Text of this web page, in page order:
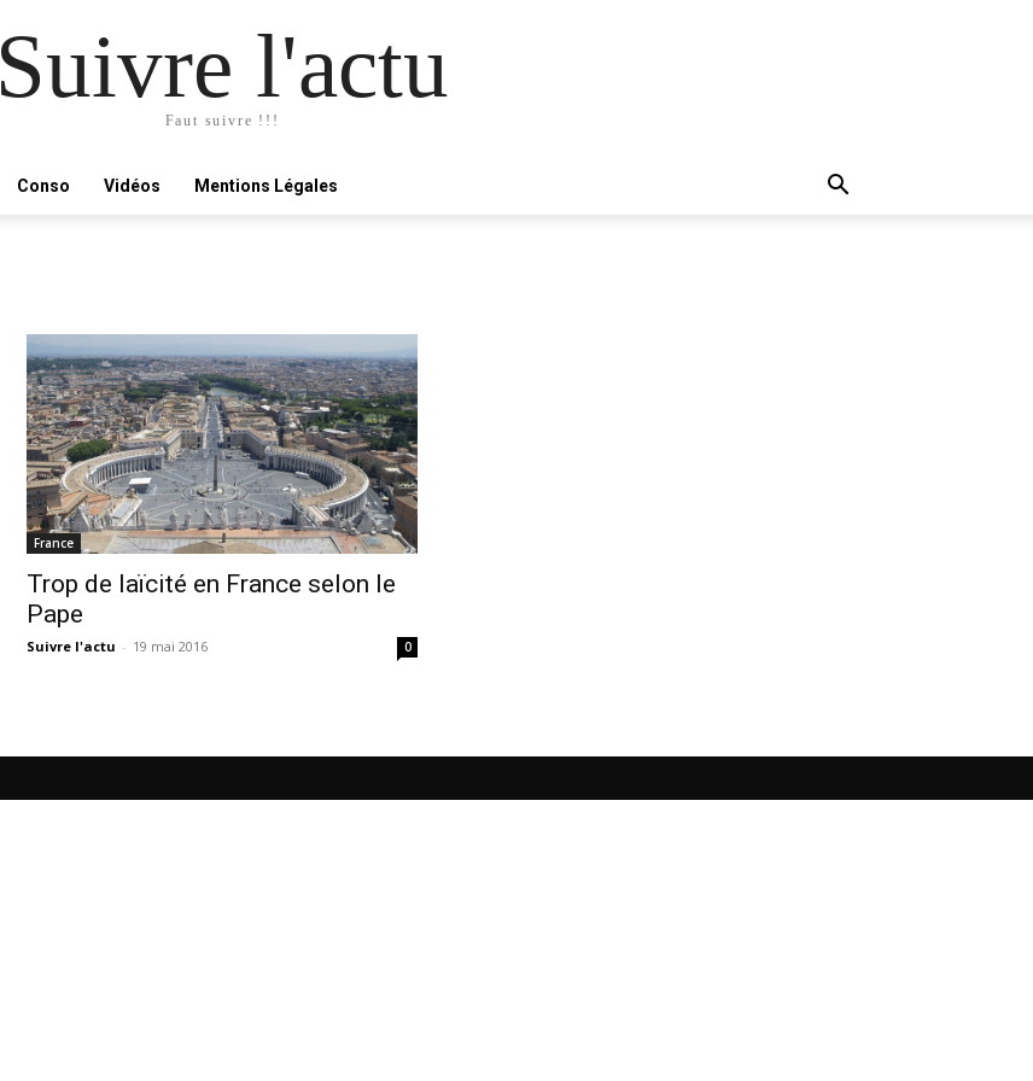
Suivre l'actu
Faut suivre !!!
Conso Vidéos Mentions Légales
France
Trop de laïcité en France selon le
Pape
Suivre l'actu - 19 mai 2016 0